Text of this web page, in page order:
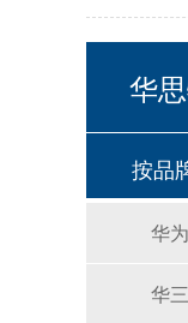
华
按品
华
华